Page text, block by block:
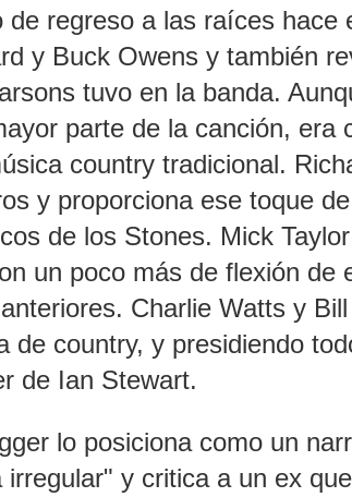
de regreso a las raíces hace
y Buck Owens y también
tuvo en la banda.
parte de la canción, era
country tradicional.
y proporciona ese toque
de los Stones. Mick
un poco más de flexión de
Charlie Watts y
de country, y presidiendo
de Ian Stewart.
lo posiciona como un
y critica a un ex